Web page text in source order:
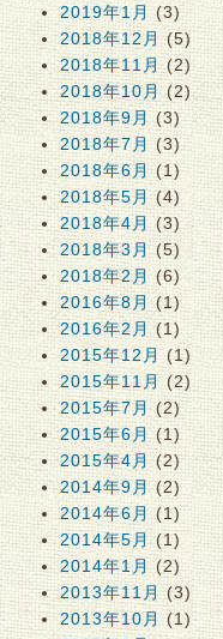
2019年1月 (3)
2018年12月 (5)
2018年11月(2)
2018年10月(2)
2018年9月 (3)
2018年7月 (3)
2018年6月(1)
2018年5月(4)
2018年4月(3)
2018年3月(5)
2018年2月(6)
2016年8月 (1)
2016年2月(1)
2015年12月 (1)
2015年11月 (2)
2015年7月(2)
2015年6月(1)
2015年4月(2)
2014年9月(2)
2014年6月 (1)
2014年5月(1)
2014年1月(2)
2013年11月(3)
2013年10月 (1)